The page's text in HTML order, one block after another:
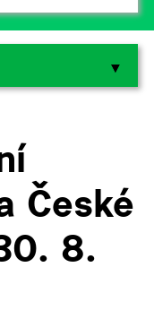
▼
▼
České
8.